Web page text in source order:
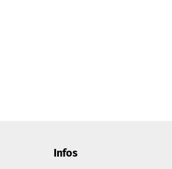
Infos